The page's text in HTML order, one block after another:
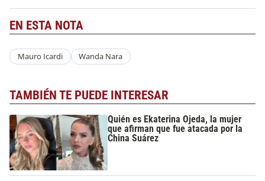
EN ESTA NOTA
Mauro Icardi Wanda Nara
TAMBIÉN TE PUEDE INTERESAR
Quién es Ekaterina Ojeda, la mujer
que afirman que fue atacada por la
China Suárez